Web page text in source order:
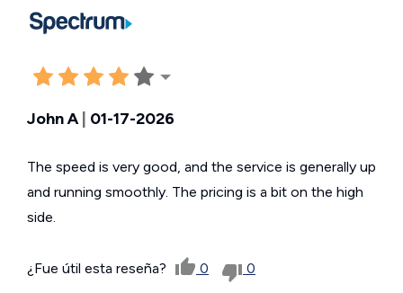
John A| 01-17-2026
The speed is very good, and the service is generally up
and running smoothly. The pricing is a bit on the high
side.
¿Fue útil esta reseña? 0 0